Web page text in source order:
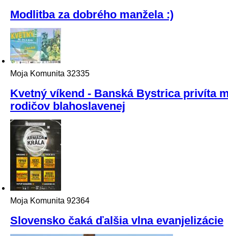
Modlitba za dobrého manžela :)
Moja Komunita 32335
Kvetný víkend - Banská Bystrica privíta
rodičov blahoslavenej
Moja Komunita 92364
Slovensko čaká ďalšia vlna evanjelizácie